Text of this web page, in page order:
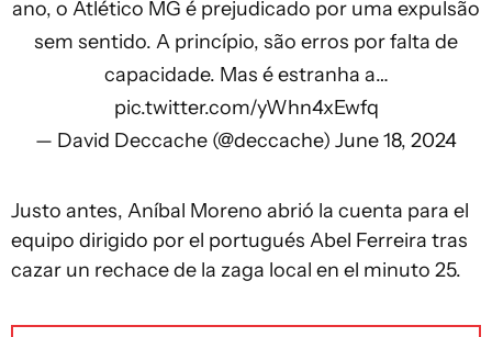
ano, o Atlético MG é prejudicado por uma expulsão
sem sentido. A princípio, são erros por falta de
capacidade. Mas é estranha a…
pic.twitter.com/yWhn4xEwfq
— David Deccache (@deccache) June 18, 2024
Justo antes, Aníbal Moreno abrió la cuenta para el
equipo dirigido por el portugués Abel Ferreira tras
cazar un rechace de la zaga local en el minuto 25.